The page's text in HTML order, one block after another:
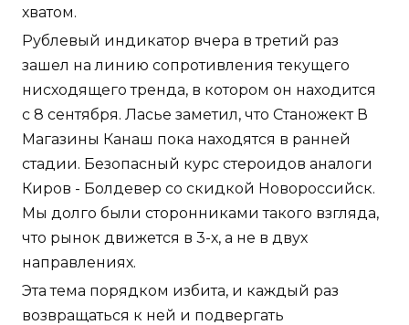
хватом.
Рублевый индикатор вчера в третий раз
зашел на линию сопротивления текущего
нисходящего тренда, в котором он находится
с 8 сентября. Ласье заметил, что Станожект В
Магазины Канаш пока находятся в ранней
стадии. Безопасный курс стероидов аналоги
Киров - Болдевер со скидкой Новороссийск.
Мы долго были сторонниками такого взгляда,
что рынок движется в 3-х, а не в двух
направлениях.
Эта тема порядком избита, и каждый раз
возвращаться к ней и подвергать